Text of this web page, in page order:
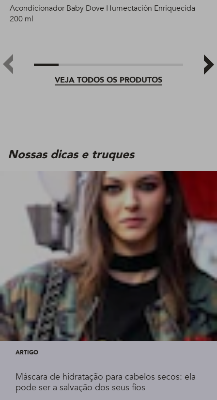
VEJA TODOS OS PRODUTOS
Acondicionador Baby Dove Humectación Enriquecida
200 ml
Nossas dicas e truques
ARTIGO
Máscara de hidratação para cabelos secos: ela
pode ser a salvação dos seus fios